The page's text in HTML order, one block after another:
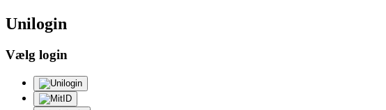
Unilogin
Vælg login